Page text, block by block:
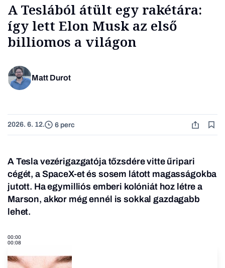
A Teslából átült egy rakétára:
így lett Elon Musk az első
billiomos a világon
Matt Durot
2026. 6. 12. 6 perc
A Tesla vezérigazgatója tőzsdére vitte űripari
cégét, a SpaceX-et és sosem látott magasságokba
jutott. Ha egymilliós emberi kolóniát hoz létre a
Marson, akkor még ennél is sokkal gazdagabb
lehet.
00:00
00:08